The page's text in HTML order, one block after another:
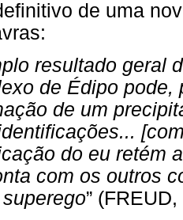
de uma
resultado geral
de Édipo pode,
de um
do eu retém
com os outros
”